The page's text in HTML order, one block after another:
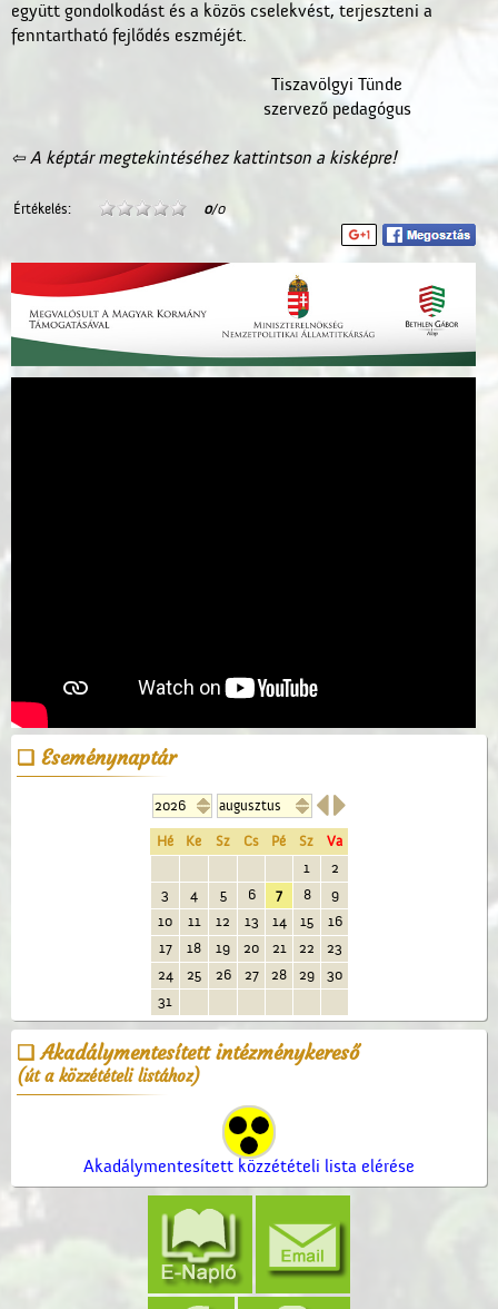
együtt gondolkodást és a közös cselekvést, terjeszteni a
fenntartható fejlődés eszméjét.
Tiszavölgyi Tünde
szervező pedagógus
⇦ A képtár megtekintéséhez kattintson a kisképre!
Értékelés: 0/0
Eseménynaptár

Hé Ke Sz Cs Pé Sz
Va
1
2
3
4 5 6 7 8
9
10
11 12 13 14 15
16
17
18 19 20 21 22
23
24
25 26 27 28 29
30
31
Akadálymentesített intézménykereső
(út a közzétételi listához)
Akadálymentesített közzétételi lista elérése